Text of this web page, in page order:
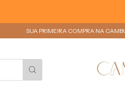
SUA PRIMEIRA COMPRA NA